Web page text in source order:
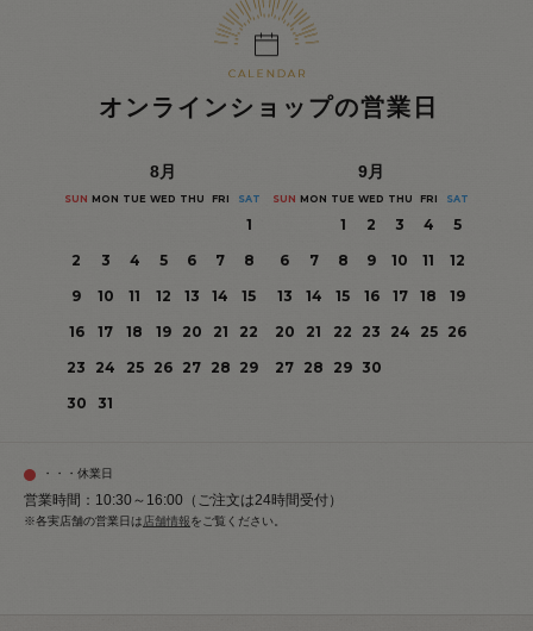
オンラインショップの営業日
8月
SUN MON TUE WED THU FRI SAT
1
2
3 4 5 6 7
8
9
10 11 12 13 14
15
16
17 18 19 20 21
22
23
24 25 26 27 28 29
30
31
9月
SUN MON TUE WED THU FRI SAT
1 2 3 4
5
6
7 8 9 10 11
12
13
14 15 16 17 18
19
20
21 22 23 24 25
26
27 28 29 30
・・・休業日
営業時間：10:30～16:00（ご注文は24時間受付）
※各実店舗の営業日は店舗情報をご覧ください。